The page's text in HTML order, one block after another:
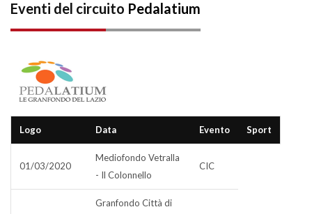
Eventi del circuito Pedalatium
Logo Data Evento Sport
01/03/2020
Mediofondo Vetralla
- Il Colonnello
CIC
Granfondo Città di